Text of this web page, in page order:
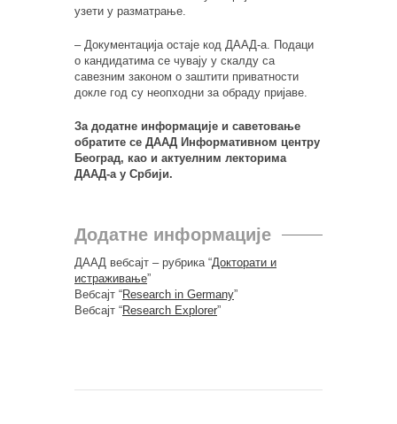
узети у разматрање.
– Документација остаје код ДААД-а. Подаци
о кандидатима се чувају у скалду са
савезним законом о заштити приватности
докле год су неопходни за обраду пријаве.
За додатне информације и саветовање
обратите се ДААД Информативном центру
Београд, као и актуелним лекторима
ДААД-а у Србији.
Додатне информације
ДААД вебсајт – рубрика “Докторати и
истраживање”
Вебсајт “Research in Germany”
Вебсајт “Research Explorer”